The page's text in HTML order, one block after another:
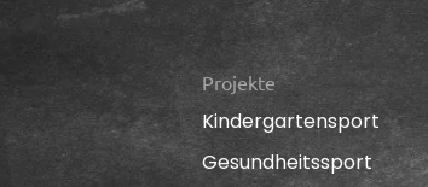
Projekte
Kindergartensport
Gesundheitssport